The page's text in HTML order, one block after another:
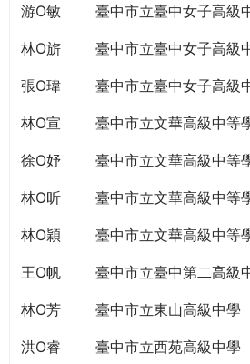
民。
WAGOR
TODAY
THE
TOMORROW
YOU
ON
PATH
游O敏 臺中市立臺中女子高級
林O旂 臺中市立臺中女子高級
張O瑋 臺中市立臺中女子高級
林O宣 臺中市立文華高級中等
徐O妤 臺中市立文華高級中等
林O昕 臺中市立文華高級中等
林O穎 臺中市立文華高級中等
王O帆 臺中市立臺中第二高級
林O芳 臺中市立東山高級中學
洪O睿 臺中市立西苑高級中學